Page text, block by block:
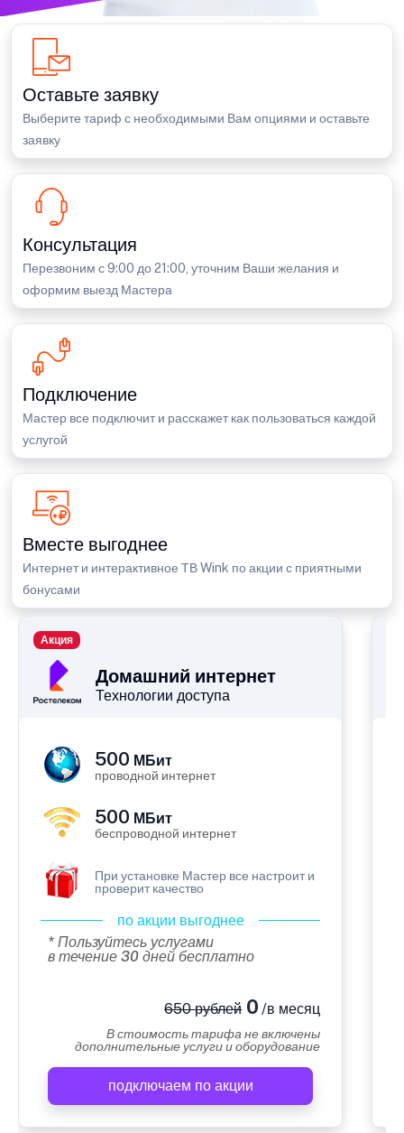
Оставьте заявку
Выберите тариф с необходимыми Вам опциями и оставьте
заявку
Консультация
Перезвоним с 9:00 до 21:00, уточним Ваши желания и
оформим выезд Мастера
Подключение
Мастер все подключит и расскажет как пользоваться каждой
услугой
Вместе выгоднее
Интернет и интерактивное ТВ Wink по акции с приятными
бонусами
Домашний интернет
Технологии доступа
Акция
500 МБит
проводной интернет
500 МБит
беспроводной интернет
При установке Мастер все настроит и
проверит качество
по акции выгоднее
* Пользуйтесь услугами
в течение 30 дней бесплатно
650 рублей0 /в месяц
В стоимость тарифа не включены
дополнительные услуги и оборудование
подключаем по акции